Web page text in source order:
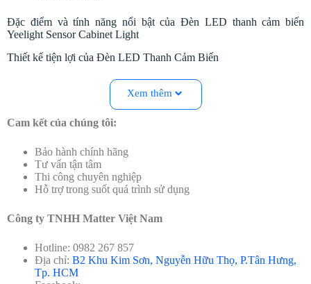
Đặc điểm và tính năng nổi bật của Đèn LED thanh cảm biến
Yeelight Sensor Cabinet Light
Thiết kế tiện lợi của Đèn LED Thanh Cảm Biến
Kích thước nhỏ gọn, dễ dàng lắp đặt
Với độ dài chỉ 20cm và độ dày 0.9cm
thanh cảm ứng Yeelight Sensor Cabinet Light có thể dễ
dàng được lắp đặt trong các không gian hẹp như tủ
bếp, tủ quần áo hay kệ sách.
của nội thất.
Việc lắp đặt đèn cũng vô cùng đơn giản.
băng keo hai mặt đi kèm hoặc vít
vị trí mong muốn.
Với thiết kế không dây, sản phẩm
đặt đèn ở bất kỳ vị trí nào mà không cần lo lắng về
nguồn điện.
Dễ dàng thay đổi vị trí đèn khi cần thiết mà không phải
lo lắng về việc đi dây điện lại.
Xem thêm
Cam kết của chúng tôi:
Bảo hành chính hãng
Tư vấn tận tâm
Thi công chuyên nghiệp
Hỗ trợ trong suốt quá trình sử dụng
Công ty TNHH Matter Việt Nam
Hotline: 0982 267 857
Địa chỉ: B2 Khu Kim Sơn, Nguyễn Hữu Thọ, P.Tân Hưng,
Tp. HCM